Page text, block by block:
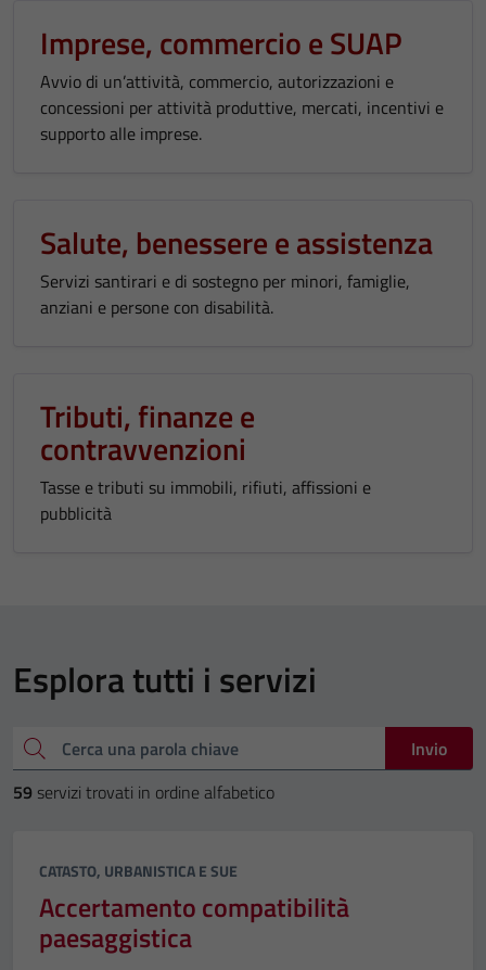
Imprese, commercio e SUAP
Avvio di un’attività, commercio, autorizzazioni e
concessioni per attività produttive, mercati, incentivi e
supporto alle imprese.
Salute, benessere e assistenza
Servizi santirari e di sostegno per minori, famiglie,
anziani e persone con disabilità.
Tributi, finanze e
contravvenzioni
Tasse e tributi su immobili, rifiuti, affissioni e
pubblicità
Esplora tutti i servizi
Cerca una parola chiave
Invio
59 servizi trovati in ordine alfabetico
Categoria:
CATASTO, URBANISTICA E SUE
Accertamento compatibilità
paesaggistica